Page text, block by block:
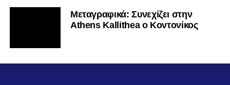
Mεταγραφικά: Συνεχίζει στην
Athens Kallithea ο Κοντονίκος